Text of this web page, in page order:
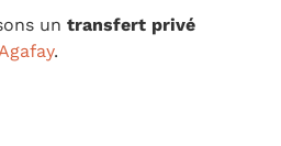
un transfert privé
.